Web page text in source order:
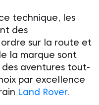
technique, les
des
sur la route et
la marque sont
des aventures tout-
par excellence
Land Rover.